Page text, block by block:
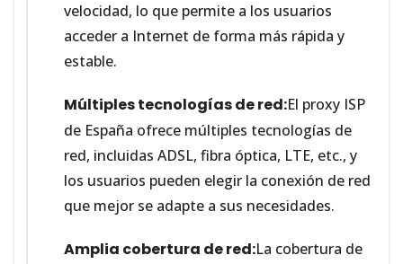
velocidad, lo que permite a los usuarios
acceder a Internet de forma más rápida y
estable.
Múltiples tecnologías de red:El proxy ISP
de España ofrece múltiples tecnologías de
red, incluidas ADSL, fibra óptica, LTE, etc., y
los usuarios pueden elegir la conexión de red
que mejor se adapte a sus necesidades.
Amplia cobertura de red:La cobertura de